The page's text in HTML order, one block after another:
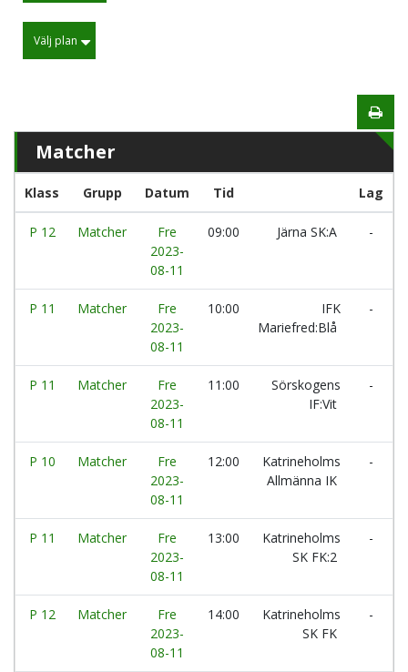
Välj plan
Matcher
Klass Grupp Datum Tid Lag
P 12 Matcher
Fre
2023-
08-11
09:00 Järna SK:A -
P 11 Matcher
Fre
2023-
08-11
10:00
IFK
Mariefred:Blå
-
P 11 Matcher
Fre
2023-
08-11
11:00
Sörskogens
IF:Vit
-
P 10 Matcher
Fre
2023-
08-11
12:00
Katrineholms
Allmänna IK
-
P 11 Matcher
Fre
2023-
08-11
13:00
Katrineholms
SK FK:2
-
P 12 Matcher
Fre
2023-
08-11
14:00
Katrineholms
SK FK
-